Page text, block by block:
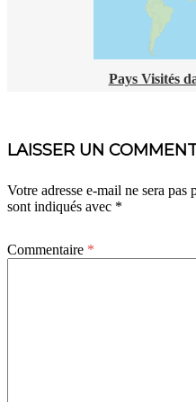
Pays Visités
LAISSER UN
Votre adresse e-mail ne sera pas
sont indiqués avec *
Commentaire *